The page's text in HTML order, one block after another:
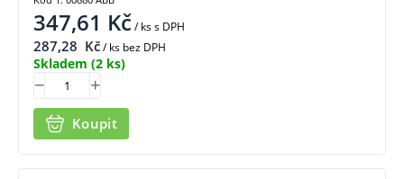
347,61 Kč/ kss DPH
287,28 Kč/ ks bez DPH
Skladem (2 ks)
Koupit